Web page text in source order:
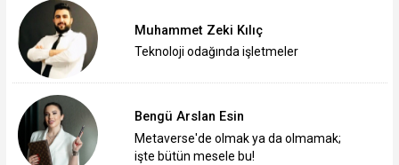
Muhammet Zeki Kılıç
Teknoloji odağında işletmeler
Bengü Arslan Esin
Metaverse'de olmak ya da olmamak;
işte bütün mesele bu!